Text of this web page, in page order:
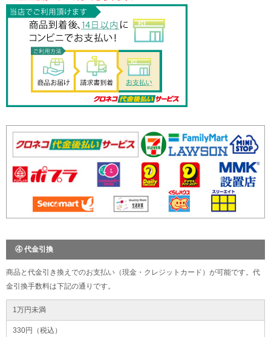
④ 代金引換
商品と代金引き換えでのお支払い（現金・クレジットカード）が可能です。代
金引換手数料は下記の通りです。
1万円未満
330円（税込）